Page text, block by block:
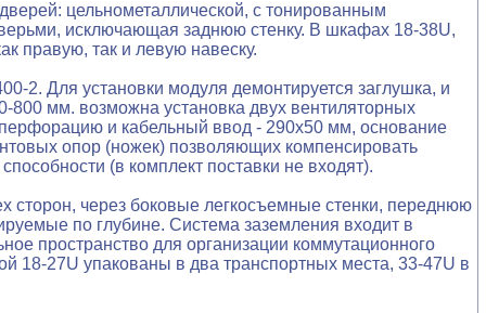
цельнометаллической, с тонированным
исключающая заднюю стенку. В шкафах 18-38U,
правую, так и левую навеску.
2. Для установки модуля демонтируется заглушка, и
мм. возможна установка двух вентиляторных
и кабельный ввод - 290х50 мм, основание
опор (ножек) позволяющих компенсировать
(в комплект поставки не входят).
сторон, через боковые легкосъемные стенки, переднюю
по глубине. Система заземления входит в
пространство для организации коммутационного
18-27U упакованы в два транспортных места, 33-47U в